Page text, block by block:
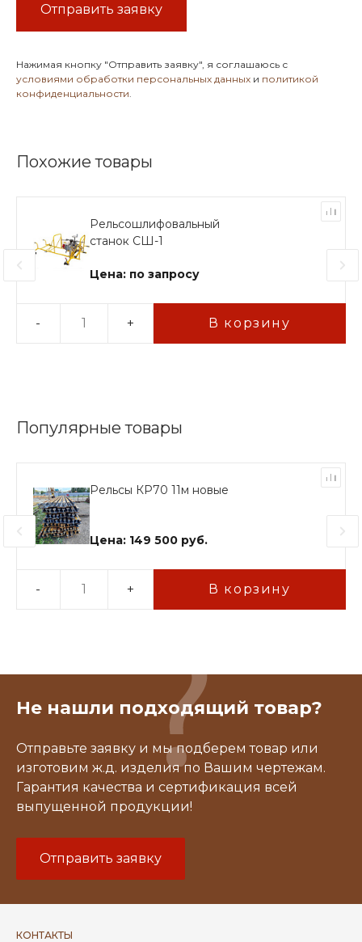
Отправить заявку
Нажимая кнопку "Отправить заявку" , я соглашаюсь с
условиями обработки персональных данных и политикой
конфиденциальности
Похожие товары
Рельсошлифовальный
станок СШ-1
Цена: по запросу
- + В корзину
Популярные товары
Рельсы КР70 11м новые
Цена: 149 500 руб.
- + В корзину
Не нашли подходящий товар?
Отправьте заявку и мы подберем товар или
изготовим ж.д. изделия по Вашим чертежам.
Гарантия качества и сертификация всей
выпущенной продукции!
Отправить заявку
КОНТАКТЫ